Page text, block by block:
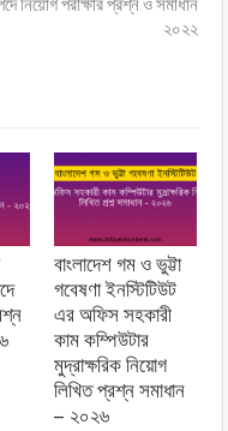
২০২২
বাংলাদেশ গম ও ভুট্টা
গবেষণা ইনস্টিটিউট
এর অফিস সহকারী
কাম কম্পিউটার
মুদ্রাক্ষরিক নিয়োগ
লিখিত প্রশ্ন সমাধান
– ২০২৬